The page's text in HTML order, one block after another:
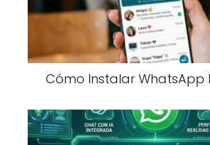
Cómo Instalar WhatsApp